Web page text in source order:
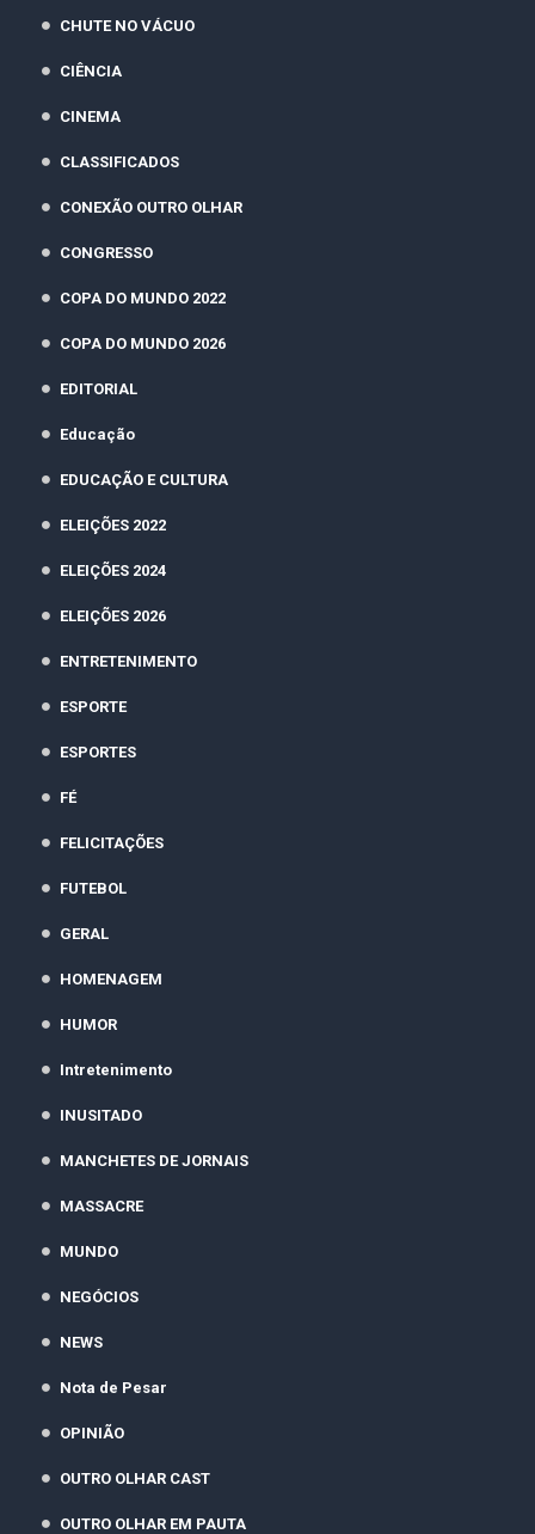
CHUTE NO VÁCUO
CIÊNCIA
CINEMA
CLASSIFICADOS
CONEXÃO OUTRO OLHAR
CONGRESSO
COPA DO MUNDO 2022
COPA DO MUNDO 2026
EDITORIAL
Educação
EDUCAÇÃO E CULTURA
ELEIÇÕES 2022
ELEIÇÕES 2024
ELEIÇÕES 2026
ENTRETENIMENTO
ESPORTE
ESPORTES
FÉ
FELICITAÇÕES
FUTEBOL
GERAL
HOMENAGEM
HUMOR
Intretenimento
INUSITADO
MANCHETES DE JORNAIS
MASSACRE
MUNDO
NEGÓCIOS
NEWS
Nota de Pesar
OPINIÃO
OUTRO OLHAR CAST
OUTRO OLHAR EM PAUTA